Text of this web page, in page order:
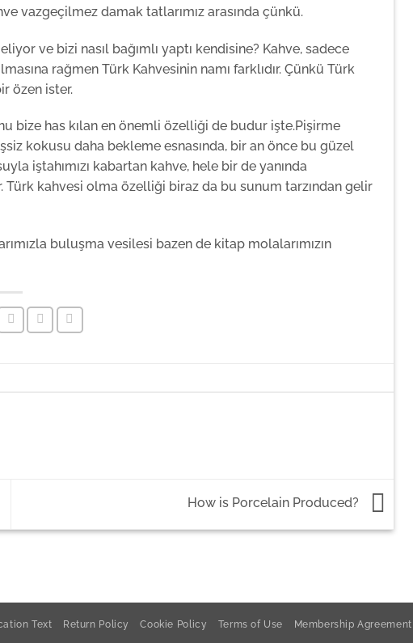
vazgeçilmez damak tatlarımız arasında çünkü.
ve bizi nasıl bağımlı yaptı kendisine? Kahve, sadece
rağmen Türk Kahvesinin namı farklıdır. Çünkü Türk
özen ister.
bize has kılan en önemli özelliği de budur işte.Pişirme
kokusu daha bekleme esnasında, bir an önce bu güzel
iştahımızı kabartan kahve, hele bir de yanında
kahvesi olma özelliği biraz da bu sunum tarzından gelir
buluşma vesilesi bazen de kitap molalarımızın
How is Porcelain Produced?
Text Return Policy Cookie Policy Terms of Use Membership Agreement